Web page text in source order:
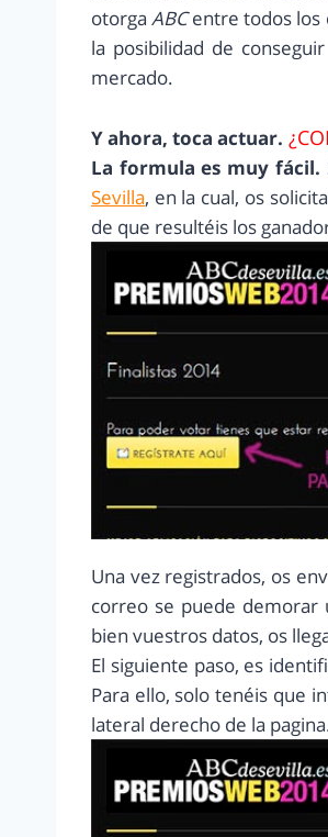
otorgaABCentre todos los
la posibilidad de
mercado.
Y ahora, toca actuar.
La formula es muy fácil.
Sevilla, en la cual, os
de que resultéis los
Una vez registrados, os
correo se puede demorar
bien vuestros datos, os
El siguiente paso, es
Para ello, solo tenéis que
lateral derecho de la